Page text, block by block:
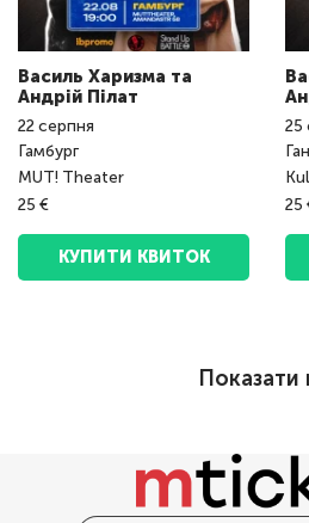
Василь Харизма та
Андрій Пілат
22серпня
Гамбург
MUT! Theater
25 €
КУПИТИ КВИТОК
25
25